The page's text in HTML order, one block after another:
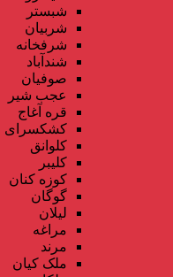
شبستر
شربیان
شرفخانه
شندآباد
صوفیان
عجب شیر
قره آغاج
کشکسرای
کلوانق
کلیبر
کوزه کنان
گوگان
لیلان
مراغه
مرند
ملک کیان